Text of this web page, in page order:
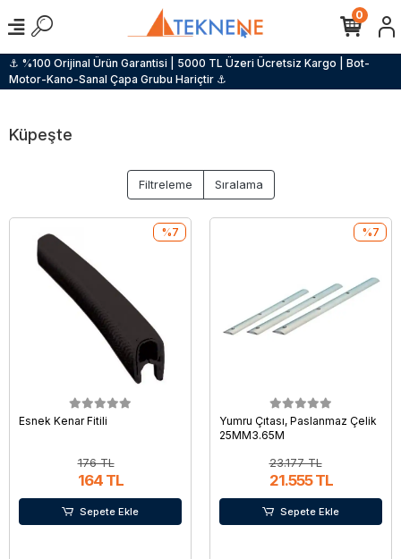
⚓ %100 Orijinal Ürün Garantisi | 5000 TL Üzeri Ücretsiz Kargo | Bot-
Motor-Kano-Sanal Çapa Grubu Hariçtir ⚓
0
Küpeşte
Filtreleme Sıralama
Esnek Kenar Fitili
176 TL
164 TL
%7
Sepete Ekle
Yumru Çıtası, Paslanmaz Çelik
25MM3.65M
23.177 TL
21.555 TL
%7
Sepete Ekle